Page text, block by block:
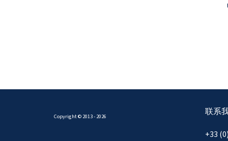
Copyright © 2013 - 2026 联系
+33